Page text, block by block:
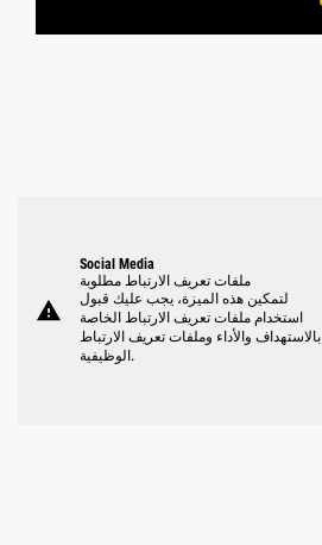
warning
Social Media
ملفات تعريف الارتباط مطلوبة
لتمكين هذه الميزة، يجب عليك قبول
استخدام ملفات تعريف الارتباط الخاصة
بالاستهداف والأداء وملفات تعريف الارتباط
الوظيفية.